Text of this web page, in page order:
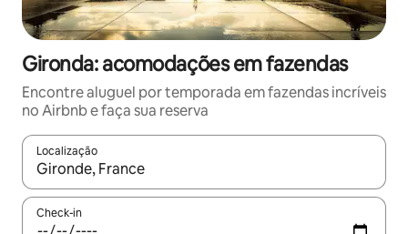
Gironda: acomodações em fazendas
Encontre aluguel por temporada em fazendas incríveis
no Airbnb e faça sua reserva
Localização
Quando os resultados estiverem disponíveis, explore-os
Check-in